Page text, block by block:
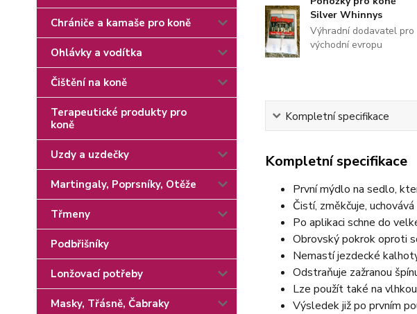
Chrániče a kamaše pro koně
Ohlávky a vodítka
Čištění na koně
Terapeutické produkty pro
koně
Uzdy a uzdečky
Martingaly, Poprsníky, Otěže
Třmeny
Podbřišníky
Lonžovací potřeby
Masky, Třásně, Čabraky
Silver Whinnys
Výhradní dodavatel pro
východní evropu
Kompletní specifikace
Kompletní specifikace
První mýdlo na sedlo,
Čistí, změkčuje,
Po aplikaci schne do
Obrovský pokrok oproti
Nemastí jezdecké
Odstraňuje zažranou
Lze použít také na
Výsledek již po prvním